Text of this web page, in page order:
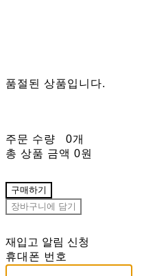
품절된 상품입니다.
주문 수량
0개
총 상품 금액 0원
구매하기
장바구니에 담기
재입고 알림 신청
휴대폰 번호